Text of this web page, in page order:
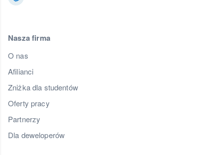
Nasza firma
O nas
Afilianci
Zniżka dla studentów
Oferty pracy
Partnerzy
Dla deweloperów